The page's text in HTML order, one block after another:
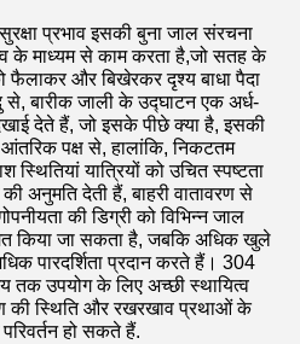
प्रभाव इसकी बुना जाल संरचना
के माध्यम से काम करता है,जो सतह के
फैलाकर और बिखेरकर दृश्य बाधा पैदा
से, बारीक जाली के उद्घाटन एक अर्ध-
देते हैं, जो इसके पीछे क्या है, इसकी
पक्ष से, हालांकि, निकटतम
यात्रियों को उचित स्पष्टता
अनुमति देती हैं, बाहरी वातावरण से
की डिग्री को विभिन्न जाल
किया जा सकता है, जबकि अधिक खुले
पारदर्शिता प्रदान करते हैं। 304
उपयोग के लिए अच्छी स्थायित्व
की स्थिति और रखरखाव प्रथाओं के
हो सकते हैं.